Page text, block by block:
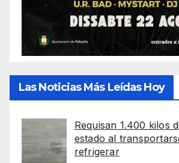
Las Noticias Más Leídas Hoy
Requisan 1.400 kilos
estado al
refrigerar